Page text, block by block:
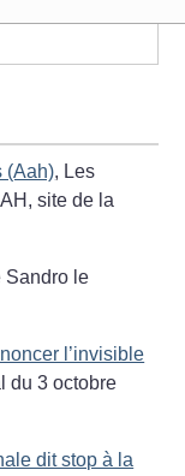
(Aah), Les
site de la
Sandro le
l’invisible
du 3 octobre
dit stop à la